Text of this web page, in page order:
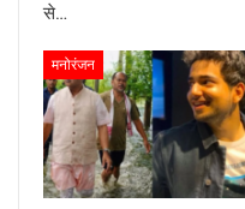
से…
मनोरंजन